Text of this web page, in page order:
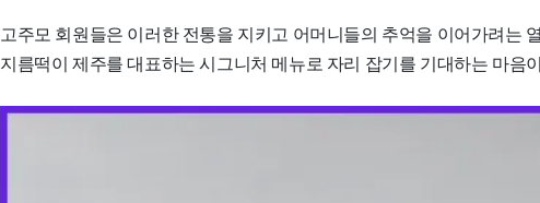
고주모 회원들은 이러한 전통을 지키고 어머니들의 추억을 이어가려는
지름떡이 제주를 대표하는 시그니처 메뉴로 자리 잡기를 기대하는 마음